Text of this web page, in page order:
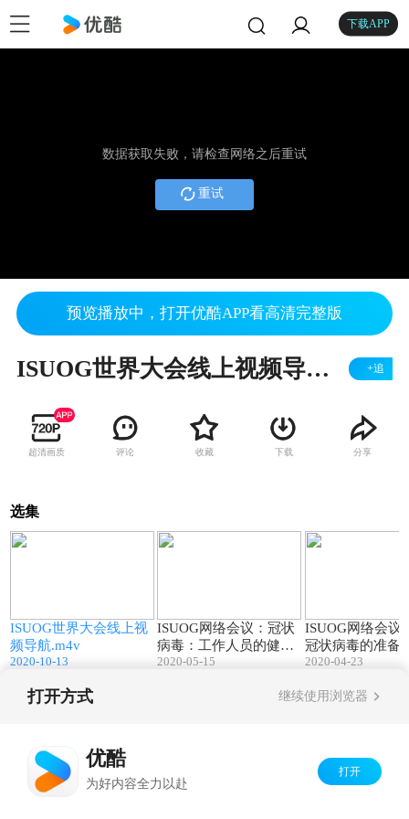
下载APP
数据获取失败，请检查网络之后重试
重试
预览播放中，打开优酷APP看高清完整版
ISUOG世界大会线上视频导航.m4v +追
超清画质 评论 收藏 下载 分享
选集
ISUOG世界大会线上视
频导航.m4v
2020-10-13
ISUOG网络会议：冠状
病毒：工作人员的健康.
mp4
2020-05-15
ISUOG网络会议
冠状病毒的准备
2020-04-23
打开方式 继续使用浏览器
优酷
为好内容全力以赴
打开